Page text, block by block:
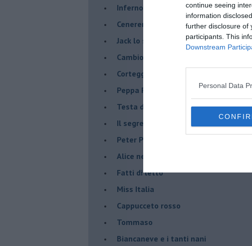
continue seeing
information
further disclosure of
participants. This
Downstream
Personal Data
Inferno o paradiso ?
Cenerentola
Jack lo sciupafemmine
Cambio
Corteggiatori moderni
Peppa Pig
Testa di moro: mai tradire una
Il segreto di Pulcinella
Peter Pan
Alice nel paese delle meraviglie
Fatti di letto
Miss Italia
Cappucceto rosso
Tommaso
Biancaneve e i tanti nani